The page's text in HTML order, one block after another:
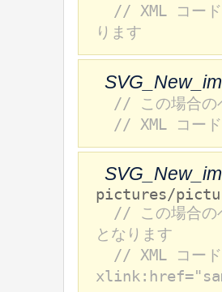
// XML コー
ります
// この場合の
// XML コー
pictures/
// この場合の
となります
// XML コー